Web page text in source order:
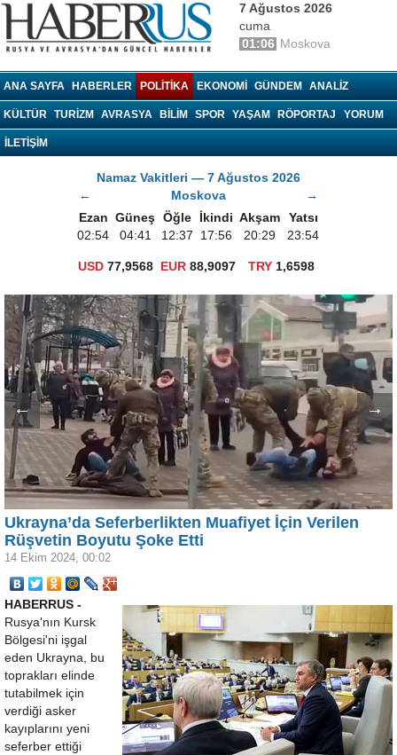
7 Ağustos 2026
cuma
01:06 Moskova
ANA SAYFA HABERLER POLITIKA EKONOMI GÜNDEM ANALIZ
KÜLTÜR TURIZM AVRASYA BILIM SPOR YAŞAM RÖPORTAJ YORUM
İLETİŞİM
Namaz Vakitleri — 7 Ağustos 2026
←
Moskova
→
Ezan Güneş Öğle İkindi Akşam
Yatsı
02:54
04:41 12:37 17:56 20:29 23:54
USD 77,9568 EUR 88,9097 TRY1,6598
← →
Ukrayna’da Seferberlikten Muafiyet İçin Verilen
Rüşvetin Boyutu Şoke Etti
14 Ekim 2024, 00:02
HABERRUS -
Rusya'nın Kursk
Bölgesi'ni işgal
eden Ukrayna, bu
toprakları elinde
tutabilmek için
verdiği asker
kayıplarını yeni
seferber ettiği